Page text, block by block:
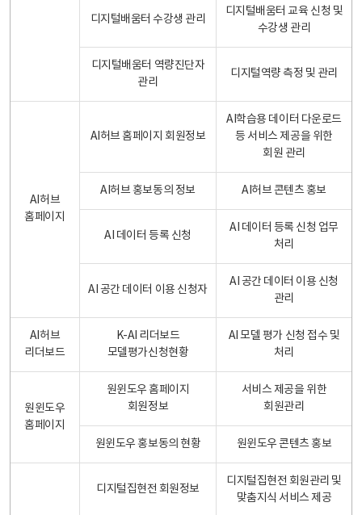
디지털배움터 수강생 관리
디지털배움터 교육 신청 및
수강생 관리
디지털배움터 역량진단자
관리
디지털역량 측정 및 관리
AI허브
홈페이지
AI허브 홈페이지 회원정보
AI학습용 데이터 다운로드
등 서비스 제공을 위한
회원 관리
AI허브 홍보동의 정보 AI허브 콘텐츠 홍보
AI 데이터 등록 신청
AI 데이터 등록 신청 업무
처리
AI 공간 데이터 이용 신청자
AI 공간 데이터 이용 신청
관리
AI허브
리더보드
K-AI 리더보드
모델평가신청현황
AI 모델 평가 신청 접수 및
처리
원윈도우
홈페이지
원윈도우 홈페이지
회원정보
서비스 제공을 위한
회원관리
원윈도우 홍보동의 현황 원윈도우 콘텐츠 홍보
디지털집현전 회원정보
디지털집현전 회원관리 및
맞춤지식 서비스 제공